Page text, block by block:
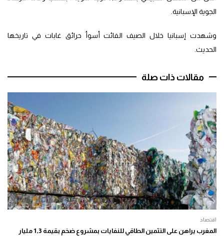
الجوية الإسبانية.
وشهدت إسبانيا خلال الصيف الفائت أسوأ حرائق غابات في تاريخها
الحديث.
مقالات ذات صلة
اقتصاد
المغرب يراهن على التثمين الطاقي للنفايات بمشروع ضخم بقيمة 1,3 مليار